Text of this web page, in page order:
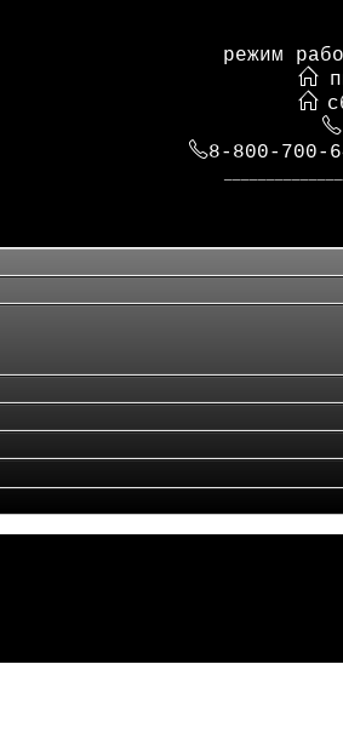
режим
8-800-700-